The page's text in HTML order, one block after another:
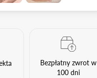
Bezpłatny zwrot w
100 dni